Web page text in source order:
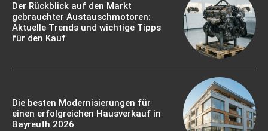
Der Rückblick auf den Markt
gebrauchter Austauschmotoren:
Aktuelle Trends und wichtige Tipps
für den Kauf
Die besten Modernisierungen für
einen erfolgreichen Hausverkauf in
Bayreuth 2026